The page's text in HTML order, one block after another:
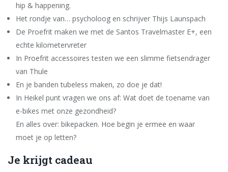
hip & happening.
Het rondje van… psycholoog en schrijver Thijs Launspach
De Proefrit maken we met de Santos Travelmaster E+, een
echte kilometervreter
In Proefrit accessoires testen we een slimme fietsendrager
van Thule
En je banden tubeless maken, zo doe je dat!
In Heikel punt vragen we ons af: Wat doet de toename van
e-bikes met onze gezondheid?
En alles over: bikepacken. Hoe begin je ermee en waar
moet je op letten?
Je krijgt cadeau